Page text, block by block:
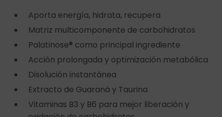
Aporta energía, hidrata, recupera
Matriz multicomponente de carbohidratos
Palatinose® como principal ingrediente
Acción prolongada y optimización metabólica
Disolución instantánea
Extracto de Guaraná y Taurina
Vitaminas B3 y B6 para mejor liberación y